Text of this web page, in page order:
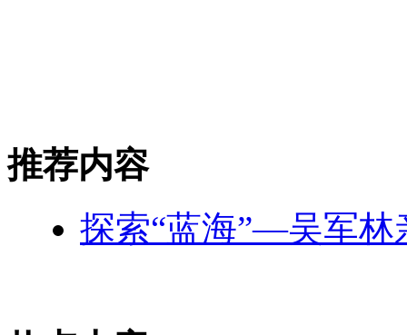
推荐内容
探索“蓝海”—吴军林